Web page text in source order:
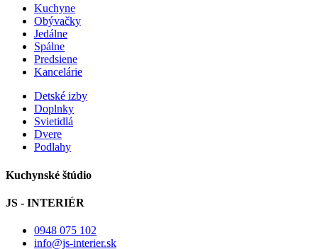
Kuchyne
Obývačky
Jedálne
Spálne
Predsiene
Kancelárie
Detské izby
Doplnky
Svietidlá
Dvere
Podlahy
Kuchynské štúdio
JS - INTERIÉR
0948 075 102
info@js-interier.sk